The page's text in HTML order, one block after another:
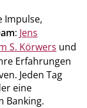
Impulse,
: Jens
S. Körwers und
Erfahrungen
Jeden Tag
eine
Banking.